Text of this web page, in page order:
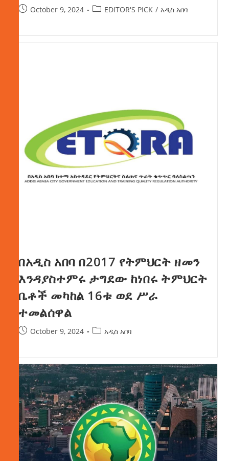
October 9, 2024 EDITOR'S PICK / አዲስ አበባ
በአዲስ አበባ በ2017 የትምህርት ዘመን
እንዳያስተምሩ ታግደው ከነበሩ ትምህርት
ቤቶች መካከል 16ቱ ወደ ሥራ
ተመልሰዋል
October 9, 2024 አዲስ አበባ